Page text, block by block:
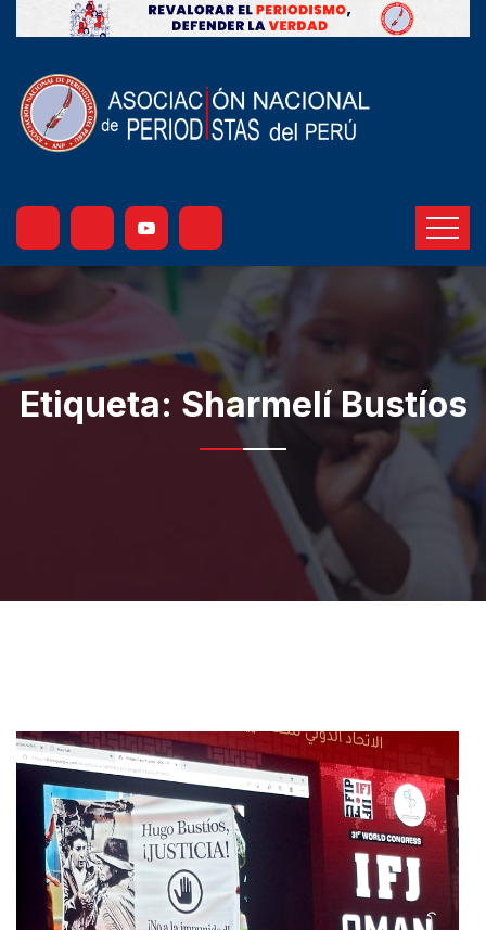
Etiqueta: Sharmelí Bustíos